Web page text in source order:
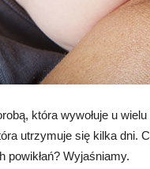
która wywołuje u
utrzymuje się kilka dni.
powikłań? Wyjaśniamy.